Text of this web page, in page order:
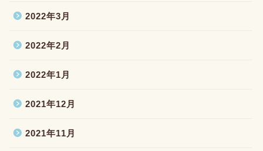
2022年3月
2022年2月
2022年1月
2021年12月
2021年11月